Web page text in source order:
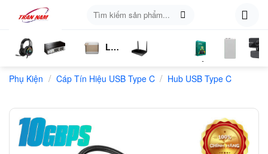
content
kiếm:
Nghe
Chia
Loa
LTE
Sóng
Phần
Mềm
Kiện
Phụ Kiện / Cáp Tín Hiệu USB Type C / Hub USB Type C